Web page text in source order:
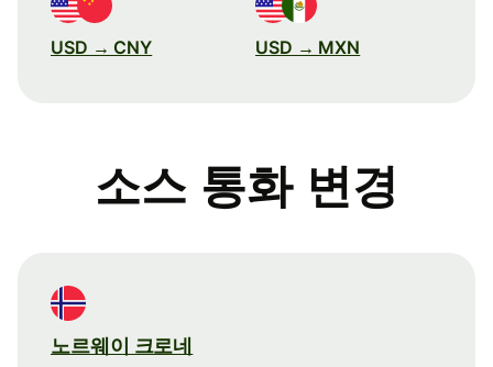
USD → CNY USD → MXN
소스 통화 변경
노르웨이 크로네